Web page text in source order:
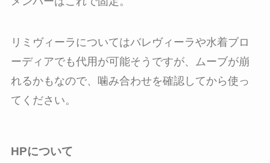
リミヴィーラについてはバレヴィーラや水着ブロ
ーディアでも代用が可能そうですが、ムーブが崩
れるかもなので、噛み合わせを確認してから使っ
てください。
HPについて